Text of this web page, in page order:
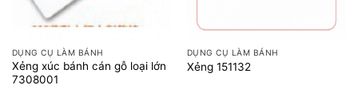
DỤNG CỤ LÀM BÁNH
Xẻng xúc bánh cán gỗ loại lớn
7308001
DỤNG CỤ LÀM BÁNH
Xẻng 151132